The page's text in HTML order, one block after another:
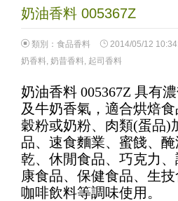
奶油香料 005367Z
類別： 食品香料 2014/05/12
奶香料, 奶昔香料, 起司香料
奶油香料 005367Z 具有
及牛奶香氣，適合烘焙
穀粉或奶粉、肉類(蛋品)
品、速食麵業、蜜餞、
乾、休閒食品、巧克力
康食品、保健食品、生技
咖啡飲料等調味使用。